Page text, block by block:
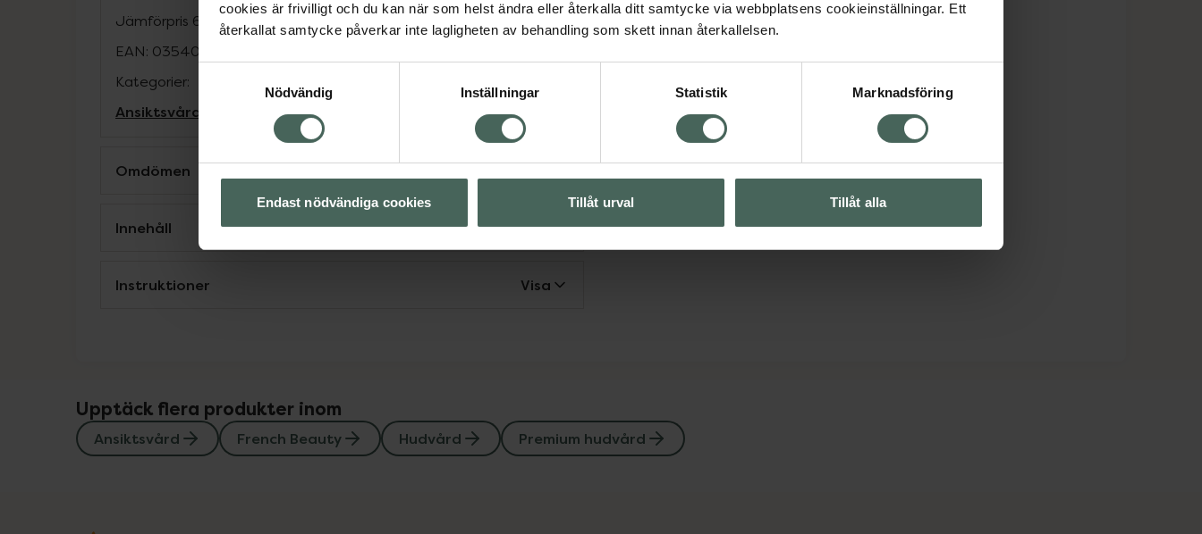
cookies är frivilligt och du kan när som helst ändra eller återkalla ditt samtycke via webbplatsens cookieinställningar. Ett
återkallat samtycke påverkar inte lagligheten av behandling som skett innan återkallelsen.
Nödvändig
Inställningar Statistik Marknadsföring
Endast nödvändiga cookies Tillåt urval Tillåt alla
Jämförpris 6400 kr
EAN: 03540550009452
Kategorier:
Ansiktsvård French BeautyHudvård Premium hudvård
Omdömen
Innehåll Visa
Instruktioner Visa
Upptäck flera produkter inom
Ansiktsvård French Beauty Hudvård Premium hudvård